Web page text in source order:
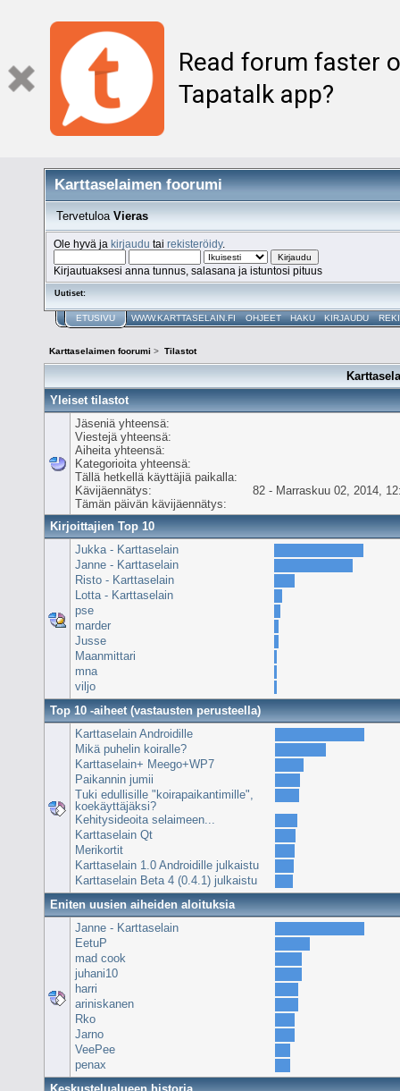
Read forum faster
Tapatalk app?
Karttaselaimen foorumi
Tervetuloa Vieras
Ole hyvä jakirjaudu tairekisteröidy.
Kirjautuaksesi anna tunnus, salasana ja istuntosi pituus
Uutiset:
ETUSIVU WWW.KARTTASELAIN.FI OHJEET HAKU KIRJAUDU
Karttaselaimen foorumi > Tilastot
Yleiset tilastot
Jäseniä yhteensä:
Viestejä yhteensä:
Aiheita yhteensä:
Kategorioita yhteensä:
Tällä hetkellä käyttäjiä paikalla:
Kävijäennätys:
82 - Marraskuu 02, 2014,
Tämän päivän kävijäennätys:
Kirjoittajien Top 10
Jukka - Karttaselain
Janne - Karttaselain
Risto - Karttaselain
Lotta - Karttaselain
pse
marder
Jusse
Maanmittari
mna
viljo
Top 10 -aiheet (vastausten perusteella)
Karttaselain Androidille
Mikä puhelin koiralle?
Karttaselain+ Meego+WP7
Paikannin jumii
Tuki edullisille "koirapaikantimille",
koekäyttäjäksi?
Kehitysideoita selaimeen...
Karttaselain Qt
Merikortit
Karttaselain 1.0 Androidille julkaistu
Karttaselain Beta 4 (0.4.1) julkaistu
Eniten uusien aiheiden aloituksia
Janne - Karttaselain
EetuP
mad cook
juhani10
harri
ariniskanen
Rko
Jarno
VeePee
penax